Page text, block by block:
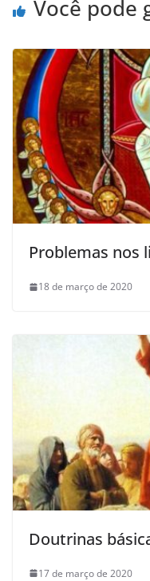
Você pode
Problemas nos
18 de março de 2020
Doutrinas
17 de março de 2020